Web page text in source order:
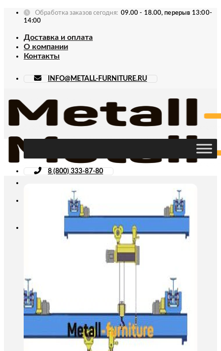
Skip
Обработка заказов сегодня: 09.00 - 18.00, перерыв 13:00-
14:00
Доставка и оплата
О компании
Контакты
INFO@METALL-FURNITURE.RU
8 (800) 333-87-80